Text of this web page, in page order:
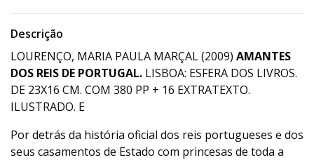
Descrição
LOURENÇO, MARIA PAULA MARÇAL (2009) AMANTES
DOS REIS DE PORTUGAL. LISBOA: ESFERA DOS LIVROS.
DE 23X16 CM. COM 380 PP + 16 EXTRATEXTO.
ILUSTRADO. E
Por detrás da história oficial dos reis portugueses e dos
seus casamentos de Estado com princesas de toda a